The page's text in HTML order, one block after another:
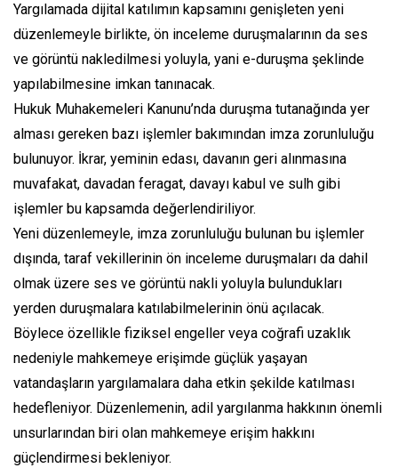
Yargılamada dijital katılımın kapsamını genişleten yeni
düzenlemeyle birlikte, ön inceleme duruşmalarının da ses
ve görüntü nakledilmesi yoluyla, yani e-duruşma şeklinde
yapılabilmesine imkan tanınacak.
Hukuk Muhakemeleri Kanunu’nda duruşma tutanağında yer
alması gereken bazı işlemler bakımından imza zorunluluğu
bulunuyor. İkrar, yeminin edası, davanın geri alınmasına
muvafakat, davadan feragat, davayı kabul ve sulh gibi
işlemler bu kapsamda değerlendiriliyor.
Yeni düzenlemeyle, imza zorunluluğu bulunan bu işlemler
dışında, taraf vekillerinin ön inceleme duruşmaları da dahil
olmak üzere ses ve görüntü nakli yoluyla bulundukları
yerden duruşmalara katılabilmelerinin önü açılacak.
Böylece özellikle fiziksel engeller veya coğrafi uzaklık
nedeniyle mahkemeye erişimde güçlük yaşayan
vatandaşların yargılamalara daha etkin şekilde katılması
hedefleniyor. Düzenlemenin, adil yargılanma hakkının önemli
unsurlarından biri olan mahkemeye erişim hakkını
güçlendirmesi bekleniyor.